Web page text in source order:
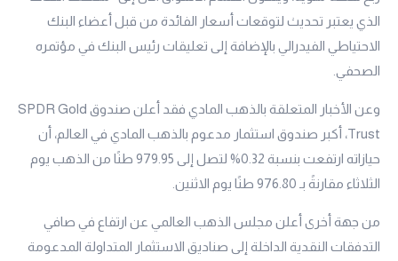
الذي يعتبر تحديث لتوقعات أسعار الفائدة من قبل أعضاء البنك
الاحتياطي الفيدرالي بالإضافة إلى تعليقات رئيس البنك في مؤتمره
الصحفي.
وعن الأخبار المتعلقة بالذهب المادي فقد أعلن صندوق SPDR Gold
Trust، أكبر صندوق استثمار مدعوم بالذهب المادي في العالم، أن
حيازاته ارتفعت بنسبة 0.32% لتصل إلى 979.95 طنًا من الذهب يوم
الثلاثاء مقارنةً بـ 976.80 طنًا يوم الاثنين.
من جهة أخرى أعلن مجلس الذهب العالمي عن ارتفاع في صافي
التدفقات النقدية الداخلة إلى صناديق الاستثمار المتداولة المدعومة